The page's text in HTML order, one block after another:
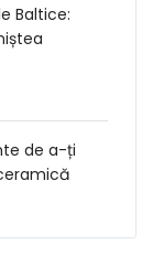
Baltice:
de a-ți